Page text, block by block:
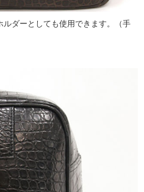
ダーとしても使用できます。（手